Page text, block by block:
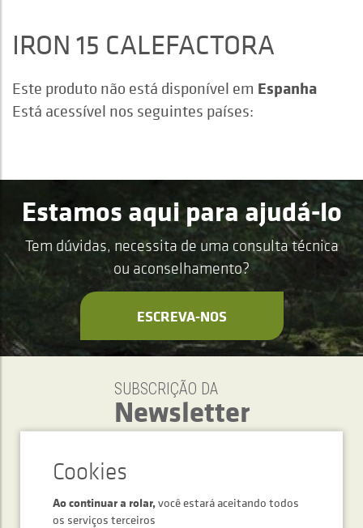
IRON 15 CALEFACTORA
Este produto não está disponível em Espanha
Está acessível nos seguintes países:
Estamos aqui para ajudá-lo
Tem dúvidas, necessita de uma consulta técnica
ou aconselhamento?
ESCREVA-NOS
SUBSCRIÇÃO DA
Newsletter
Ao continuar a rolar,você estará aceitando todos
os serviços terceiros